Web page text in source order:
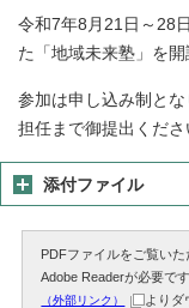
令和7年8月21日～28
た「地域未来塾」を開
参加は申し込み制と
担任まで御提出くださ
添付ファイル
PDFファイルをご覧い
Adobe Readerが必要で
（外部リンク）
よりダ